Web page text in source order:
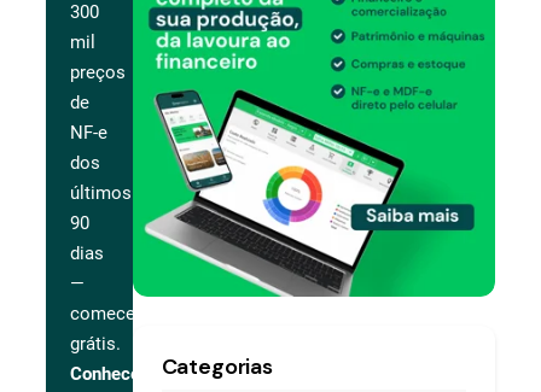
300
mil
preços
de
NF-e
dos
últimos
90
dias
—
comece
grátis.
Conhecer
Categorias